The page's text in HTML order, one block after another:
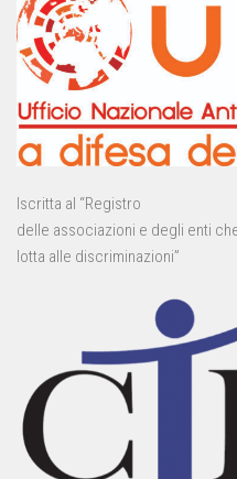
Iscritta al “Registro
delle associazioni e degli enti
lotta alle discriminazioni”